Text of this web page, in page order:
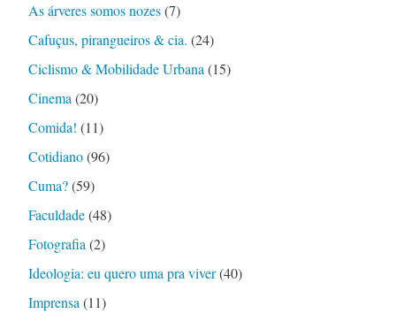
As árveres somos nozes(7)
Cafuçus, pirangueiros & cia. (24)
Ciclismo & Mobilidade Urbana(15)
Cinema(20)
Comida! (11)
Cotidiano(96)
Cuma?(59)
Faculdade(48)
Fotografia(2)
Ideologia: eu quero uma pra viver(40)
Imprensa(11)